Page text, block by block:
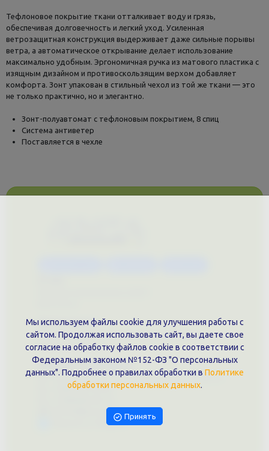
Тефлоновое покрытие ткани отталкивает воду и грязь,
обеспечивая долговечность и легкий уход. Усиленная
ветрозащитная конструкция выдерживает даже сильные порывы
ветра, а автоматическое открывание делает использование
максимально удобным. Эргономичная ручка из матового пластика с
изящным дизайном и противоскользящим верхом добавляет
комфорта. Зонт упакован в стильный чехол из той же ткани — это
не только практично, но и элегантно.
Зонт-полуавтомат с тефлоновым покрытием, 8 спиц
Система антиветер
Поставляется в чехле
Документы
Политика обработки персональных данных
Публичная оферта
Контакты филиала
г. Краснодар, ул. Шоссе Нефтяников, 28, оф. 51
+7 (861)202-09-02
9457070@krd-print.ru
Написать в Telegram
Мы используем файлы cookie для улучшения работы с
сайтом. Продолжая использовать сайт, вы даете свое
согласие на обработку файлов cookie в соответствии с
Федеральным законом №152-ФЗ "О персональных
данных". Подробнее о правилах обработки в Политике
обработки персональных данных.
Принять